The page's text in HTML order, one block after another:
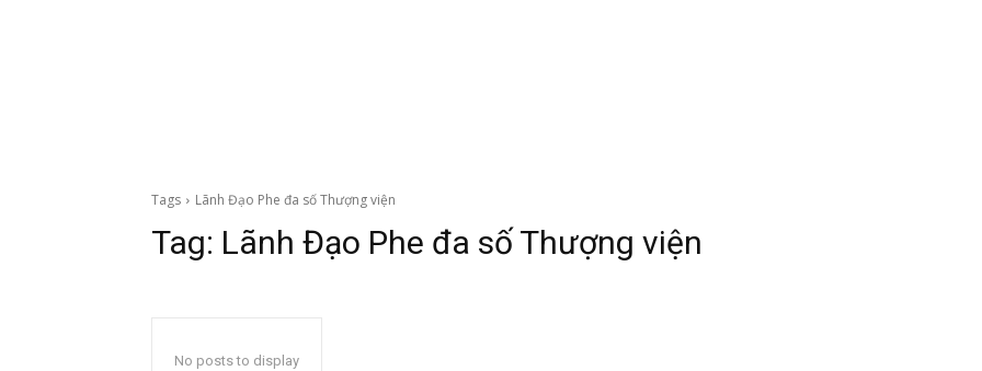
Tags Lãnh Đạo Phe đa số Thượng viện
Tag: Lãnh Đạo Phe đa số Thượng viện
No posts to display